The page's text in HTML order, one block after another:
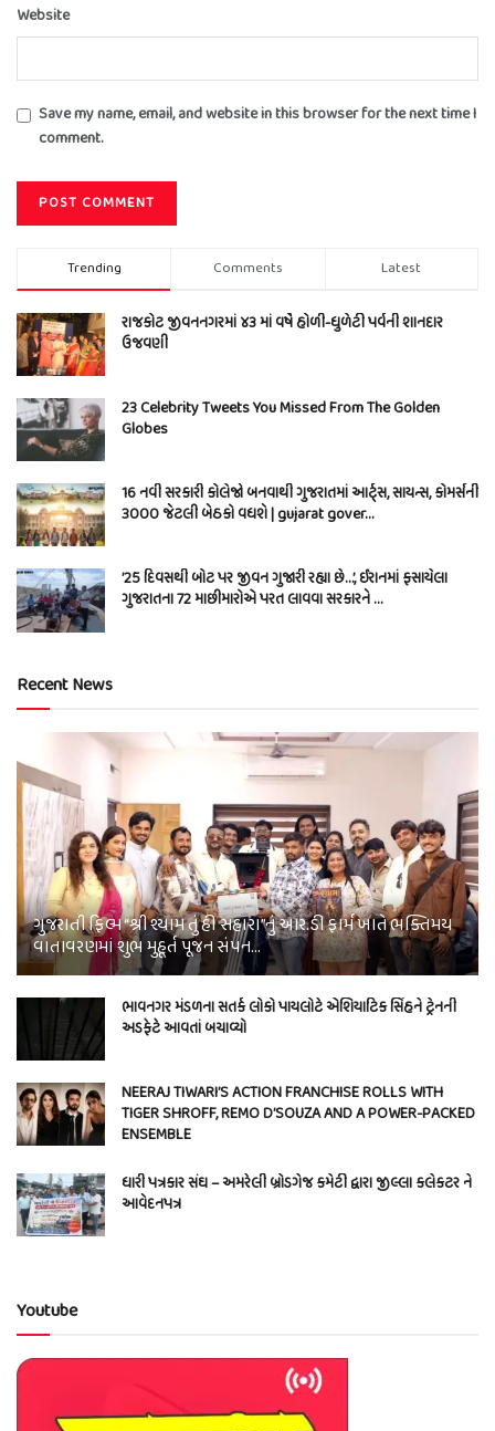
Website
Save my name, email, and website in this browser for the next time I
comment.
Trending Comments Latest
રાજકોટ જીવનનગરમાં ૪૩ માં વર્ષે હોળી-ધુળેટી પર્વની શાનદાર
ઉજવણી
23 Celebrity Tweets You Missed From The Golden
Globes
16 નવી સરકારી કોલેજો બનવાથી ગુજરાતમાં આર્ટ્સ, સાયન્સ, કોમર્સની
3000 જેટલી બેઠકો વધશે | gujarat gover…
’25 દિવસથી બોટ પર જીવન ગુજારી રહ્યા છે…’, ઈરાનમાં ફસાયેલા
ગુજરાતના 72 માછીમારોએ પરત લાવવા સરકારને …
Recent News
ગુજરાતી ફિલ્મ “શ્રી શ્યામ તું હી સહારા”નું આર.ડી ફાર્મ ખાતે ભક્તિમય
વાતાવરણમાં શુભ મુહૂર્ત પૂજન સંપન…
ભાવનગર મંડળના સતર્ક લોકો પાયલોટે એશિયાટિક સિંહને ટ્રેનની
અડફેટે આવતાં બચાવ્યો
NEERAJ TIWARI’S ACTION FRANCHISE ROLLS WITH
TIGER SHROFF, REMO D’SOUZA AND A POWER-PACKED
ENSEMBLE
ધારી પત્રકાર સંઘ – અમરેલી બ્રોડગેજ કમેટી દ્વારા જીલ્લા કલેકટર ને
આવેદનપત્ર
Youtube